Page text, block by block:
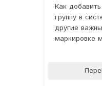
Как
группу в
другие
маркировке